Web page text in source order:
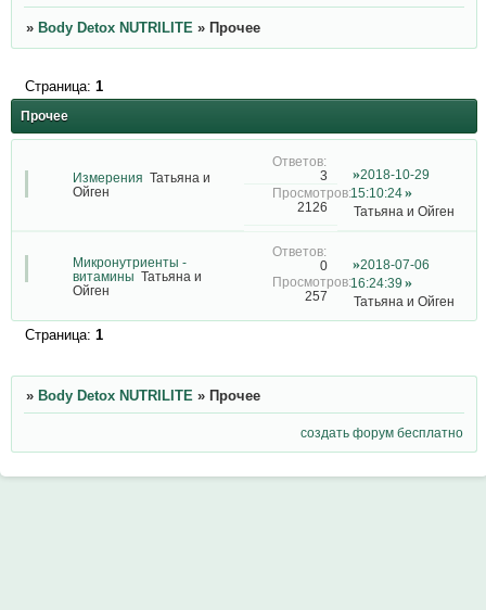
» Body Detox NUTRILITE » Прочее
Прочее
Страница: 1
Измерения Татьяна и
Ойген
3
2126
2018-10-29
15:10:24
Татьяна и Ойген
Микронутриенты -
витамины Татьяна и
Ойген
0
257
2018-07-06
16:24:39
Татьяна и Ойген
Страница: 1
» Body Detox NUTRILITE » Прочее
создать форум бесплатно